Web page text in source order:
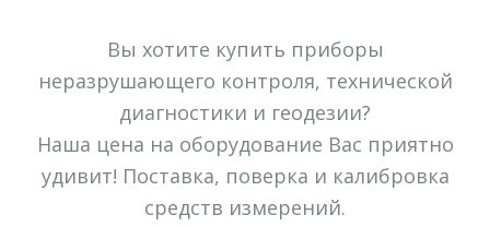
Вы хотите купить приборы
неразрушающего контроля, технической
диагностики и геодезии?
Наша цена на оборудование Вас приятно
удивит! Поставка, поверка и калибровка
средств измерений.